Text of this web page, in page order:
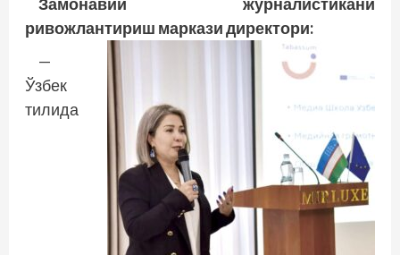
Замонавий журналистикани
ривожлантириш маркази директори:
—
Ўзбек
тилида